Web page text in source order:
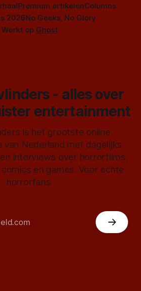
Premium artikelenColumns
2026No Geeks, No Glory
Werkt op Ghost
- alles over
entertainment
is het grootste online
van Nederland met dagelijks
interviews over horrorfilms,
en games. Voor echte
horrorfans.